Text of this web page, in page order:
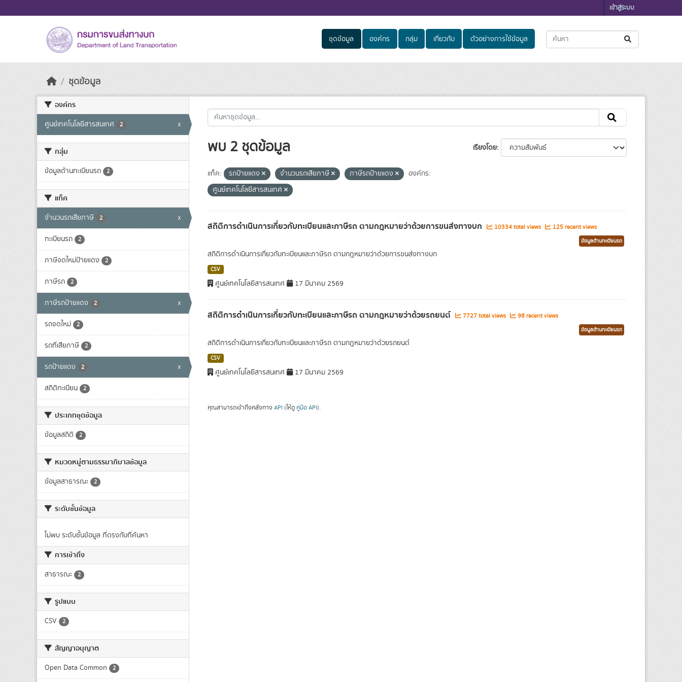
เข้าสู่ระบบ
ชุดข้อมูล องค์กร กลุ่ม เกี่ยวกับ ตัวอย่างการใช้ข้อมูล
ชุดข้อมูล
องค์กร
ศูนย์เทคโนโลยีสารสนเทศ 2 x
กลุ่ม
ข้อมูลด้านทะเบียนรถ 2
แท็ค
จำนวนรถเสียภาษี 2 x
ทะเบียนรถ 2
ภาษีจดใหม่ป้ายแดง 2
ภาษีรถ 2
ภาษีรถป้ายแดง 2 x
รถจดใหม่ 2
รถที่เสียภาษี 2
รถป้ายแดง 2 x
สถิติทะเบียน 2
ประเภทชุดข้อมูล
ข้อมูลสถิติ 2
หมวดหมู่ตามธรรมาภิบาลข้อมูล
ข้อมูลสาธารณะ 2
ระดับชั้นข้อมูล
ไม่พบ ระดับชั้นข้อมูล ที่ตรงกับที่ค้นหา
การเข้าถึง
สาธารณะ 2
รูปแบบ
CSV 2
สัญญาอนุญาต
Open Data Common 2
เรียงโดย
พบ 2 ชุดข้อมูล
แท็ค: รถป้ายแดง จำนวนรถเสียภาษี ภาษีรถป้ายแดง
องค์กร:
ศูนย์เทคโนโลยีสารสนเทศ
สถิติการดำเนินการเกี่ยวกับทะเบียนและภาษีรถ ตามกฎหมายว่าด้วยการขนส่งทางบก 10334 total views 125 recent views
ข้อมูลด้านทะเบียนรถ
สถิติการดำเนินการเกี่ยวกับทะเบียนและภาษีรถ ตามกฎหมายว่าด้วยการขนส่งทางบก
CSV
ศูนย์เทคโนโลยีสารสนเทศ 17 มีนาคม 2569
สถิติการดำเนินการเกี่ยวกับทะเบียนและภาษีรถ ตามกฎหมายว่าด้วยรถยนต์ 7727 total views 98 recent views
ข้อมูลด้านทะเบียนรถ
สถิติการดำเนินการเกี่ยวกับทะเบียนและภาษีรถ ตามกฎหมายว่าด้วยรถยนต์
CSV
ศูนย์เทคโนโลยีสารสนเทศ 17 มีนาคม 2569
คุณสามารถเข้าถึงคลังทาง API (ให้ดู คู่มือ API).